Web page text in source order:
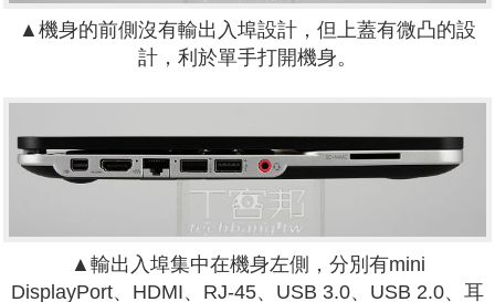
▲機身的前側沒有輸出入埠設計，但上蓋有微凸的設
計，利於單手打開機身。
▲輸出入埠集中在機身左側，分別有mini
DisplayPort、HDMI、RJ-45、USB 3.0、USB 2.0、耳